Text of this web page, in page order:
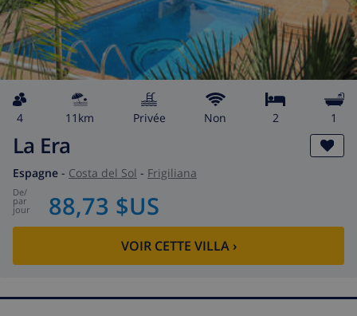
4 11km privée Non 2 1
La Era
Espagne - Costa del Sol - Frigiliana
de/
par
jour 88,73 $US
VOIR CETTE VILLA›